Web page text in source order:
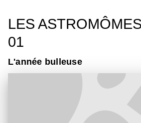
LES
01
L'année bulleuse